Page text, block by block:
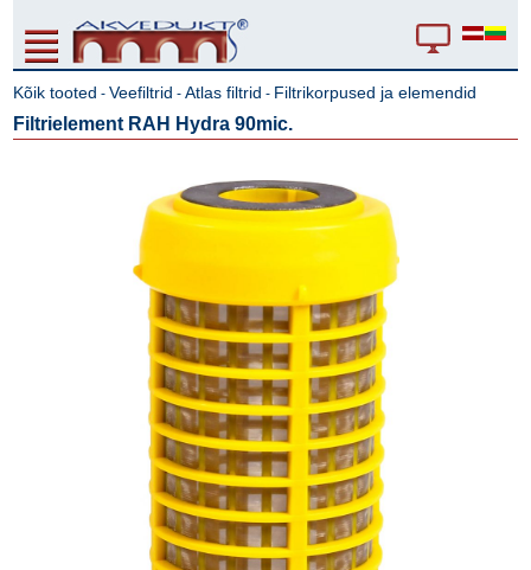
Kõik tooted -Veefiltrid -Atlas filtrid - Filtrikorpused ja elemendid
Filtrielement RAH Hydra 90mic.